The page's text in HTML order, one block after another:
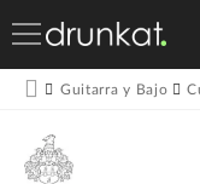
Guitarra y Bajo